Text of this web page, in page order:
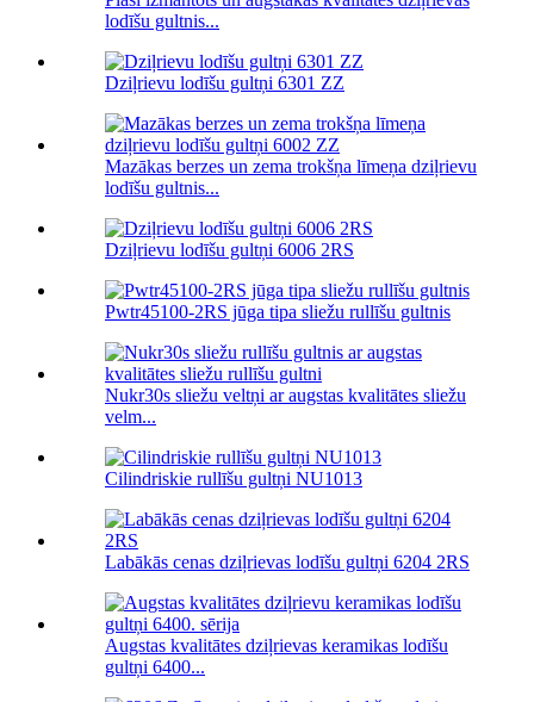
lodīšu gultnis...
Dziļrievu lodīšu gultņi 6301 ZZ
Mazākas berzes un zema trokšņa līmeņa dziļrievu
lodīšu gultnis...
Dziļrievu lodīšu gultņi 6006 2RS
Pwtr45100-2RS jūga tipa sliežu rullīšu gultnis
Nukr30s sliežu veltņi ar augstas kvalitātes sliežu
velm...
Cilindriskie rullīšu gultņi NU1013
Labākās cenas dziļrievas lodīšu gultņi 6204 2RS
Augstas kvalitātes dziļrievas keramikas lodīšu
gultņi 6400...